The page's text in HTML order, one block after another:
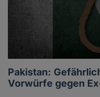
Pakistan:
Vorwürfe gegen